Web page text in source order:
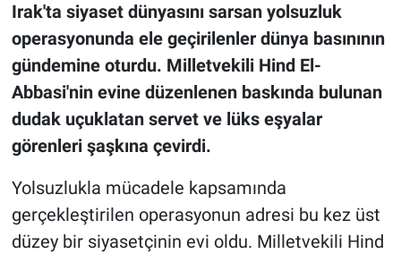
Irak'ta siyaset dünyasını sarsan yolsuzluk
operasyonunda ele geçirilenler dünya basınının
gündemine oturdu. Milletvekili Hind El-
Abbasi'nin evine düzenlenen baskında bulunan
dudak uçuklatan servet ve lüks eşyalar
görenleri şaşkına çevirdi.
Yolsuzlukla mücadele kapsamında
gerçekleştirilen operasyonun adresi bu kez üst
düzey bir siyasetçinin evi oldu. Milletvekili Hind